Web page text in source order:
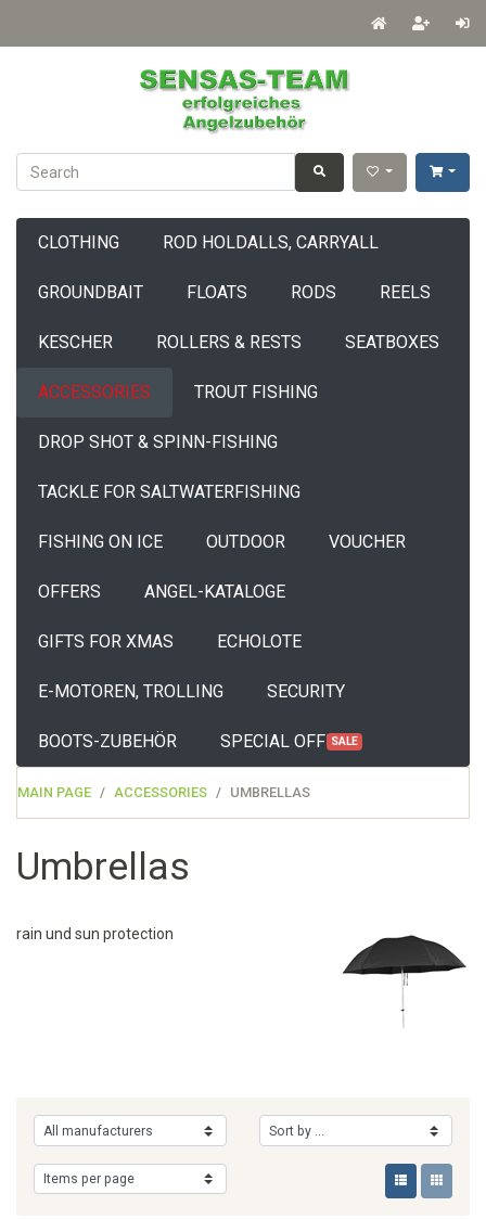
CLOTHING ROD HOLDALLS, CARRYALL
GROUNDBAIT FLOATS RODS REELS
KESCHER ROLLERS & RESTS SEATBOXES
ACCESSORIES TROUT FISHING
DROP SHOT & SPINN-FISHING
TACKLE FOR SALTWATERFISHING
FISHING ON ICE OUTDOOR VOUCHER
OFFERS ANGEL-KATALOGE
GIFTS FOR XMAS ECHOLOTE
E-MOTOREN, TROLLING SECURITY
BOOTS-ZUBEHÖR SPECIAL OFFERS
SALE
MAIN PAGE ACCESSORIES UMBRELLAS
Umbrellas
rain und sun protection